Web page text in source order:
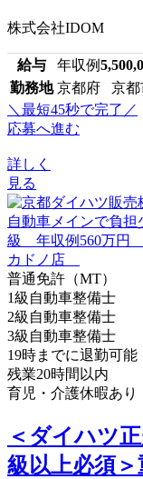
株式会社IDOM
給与 年収例
勤務地 京都府 京都
＼最短45秒で完了／
応募へ進む
詳しく
見る
普通免許（MT）
1級自動車整備士
2級自動車整備士
3級自動車整備士
19時までに退勤可能
残業20時間以内
育児・介護休暇あり
＜ダイハツ
級以上必須